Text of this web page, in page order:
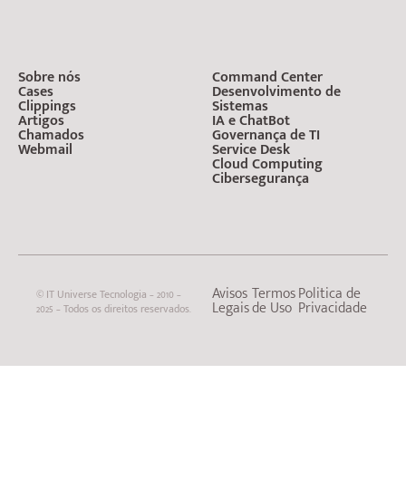
Sobre nós
Cases
Clippings
Artigos
Chamados
Webmail
Command Center
Desenvolvimento de
Sistemas
IA e ChatBot
Governança de TI
Service Desk
Cloud Computing
Cibersegurança
© IT Universe Tecnologia – 2010 –
2025 – Todos os direitos reservados.
Avisos
Legais
Termos
de Uso
Politica de
Privacidade